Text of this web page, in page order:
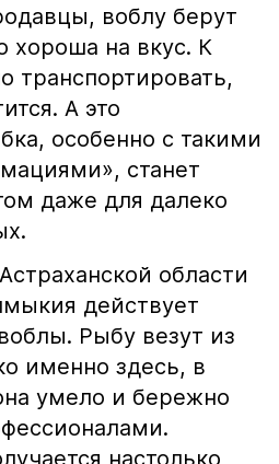
воблу берут
хороша на вкус. К
транспортировать,
А это
особенно с такими
станет
даже для далеко
области
действует
Рыбу везут из
именно здесь, в
умело и бережно
настолько